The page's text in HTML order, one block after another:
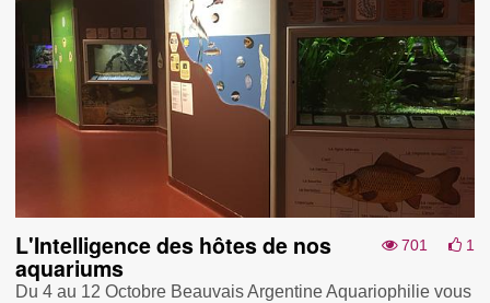
701 1
L'Intelligence des hôtes de nos
aquariums
Du 4 au 12 Octobre Beauvais Argentine Aquariophilie vous